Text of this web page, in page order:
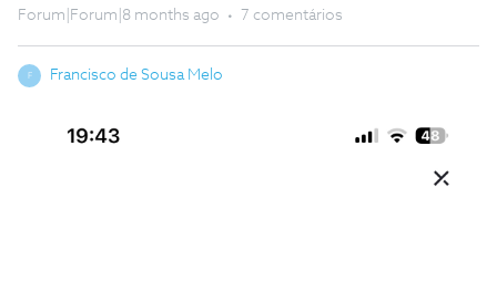
Forum|Forum|8 months ago 7 comentários
F Francisco de Sousa Melo